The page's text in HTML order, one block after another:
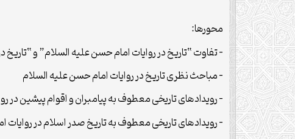
محورها:
– تفاوت “تاریخ در روایات امام حسن علیه السلام” و
– مباحث نظری تاریخ در روایات امام حسن علیه السلام
– رویدادهای تاریخی معطوف به پیامبران و اقوام پیشین در
– رویدادهای تاریخی معطوف به تاریخ صدر اسلام در روایات